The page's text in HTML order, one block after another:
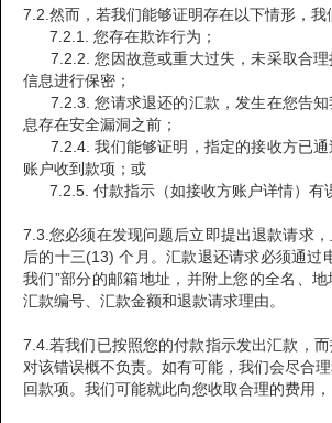
7.2.然而，若我们能够证明存在以下情形，我
7.2.1. 您存在欺诈行为；
7.2.2. 您因故意或重大过失，未采取合理
信息进行保密；
7.2.3. 您请求退还的汇款，发生在您告知
息存在安全漏洞之前；
7.2.4. 我们能够证明，指定的接收方已通
账户收到款项；或
7.2.5. 付款指示（如接收方账户详情）有
7.3.您必须在发现问题后立即提出退款请求
后的十三(13) 个月。汇款退还请求必须通过
我们”部分的邮箱地址，并附上您的全名、
汇款编号、汇款金额和退款请求理由。
7.4.若我们已按照您的付款指示发出汇款，
对该错误概不负责。如有可能，我们会尽合
回款项。我们可能就此向您收取合理的费用，